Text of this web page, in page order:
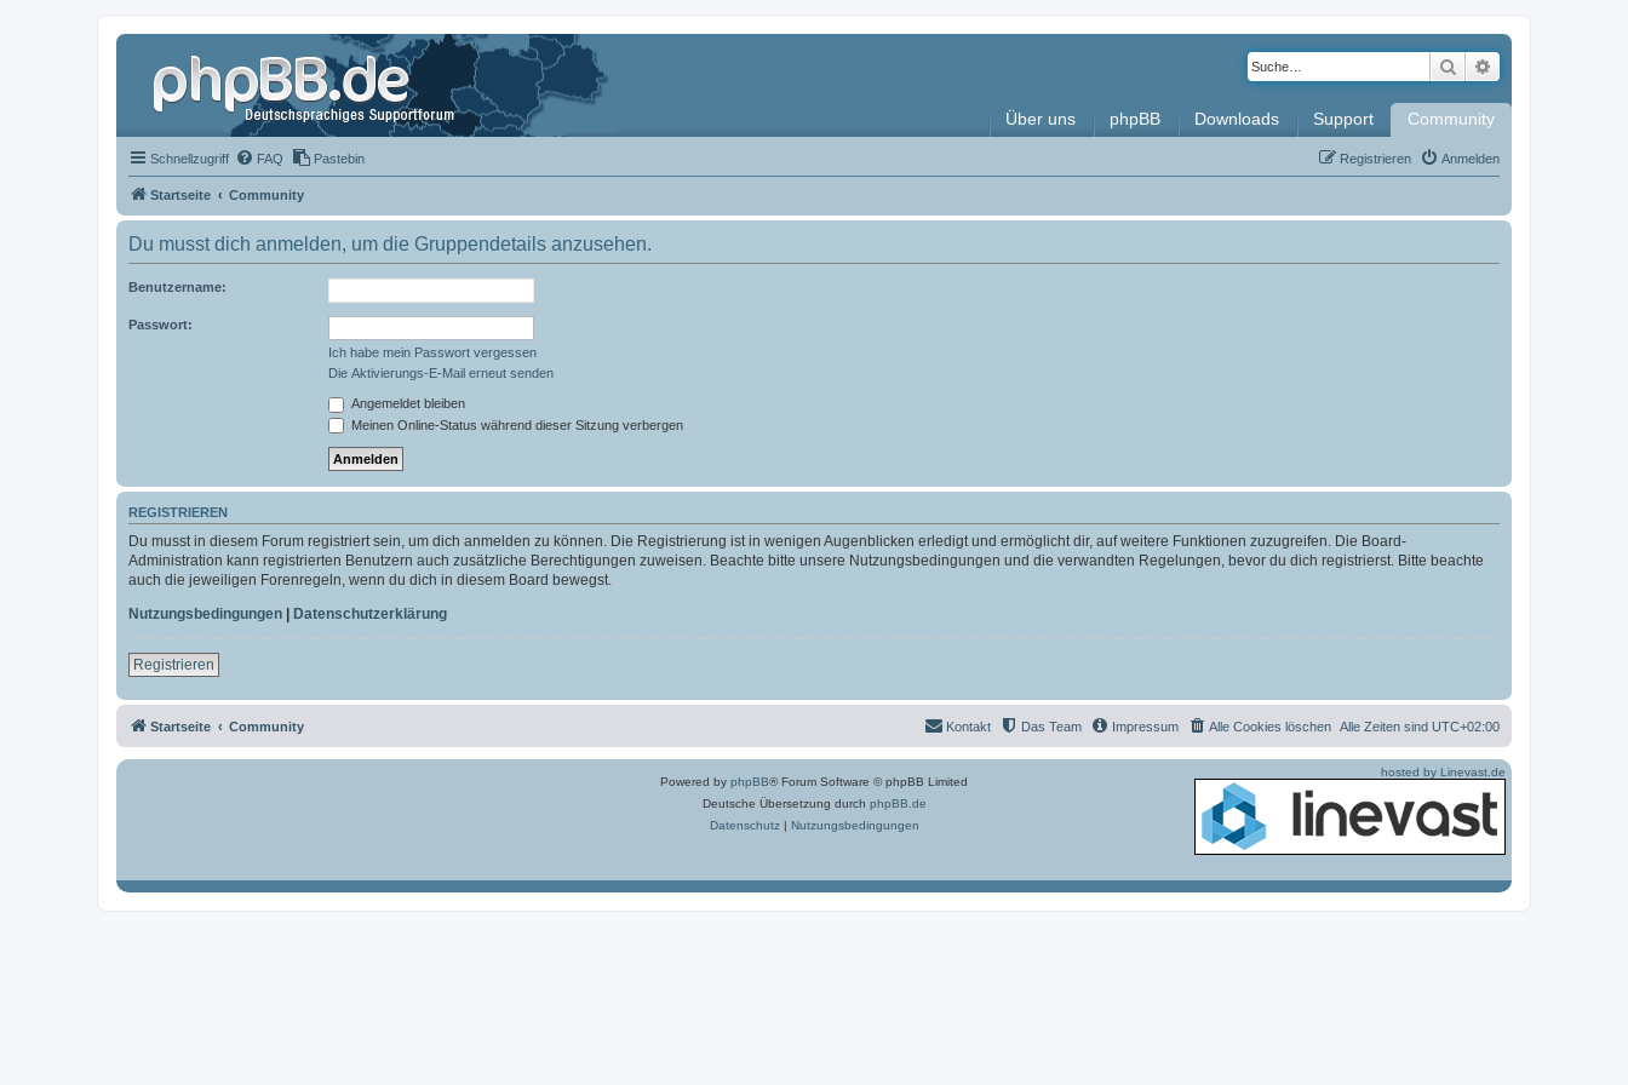
Suche
Über uns phpBB Downloads Support Community
Schnellzugriff FAQ Pastebin Anmelden
Registrieren
Startseite Community
Du musst dich anmelden, um die Gruppendetails anzusehen.
Benutzername:
Passwort:
Ich habe mein Passwort vergessen
Die Aktivierungs-E-Mail erneut senden
Angemeldet bleiben
Meinen Online-Status während dieser Sitzung verbergen
REGISTRIEREN
Du musst in diesem Forum registriert sein, um dich anmelden zu können. Die Registrierung ist in wenigen Augenblicken erledigt und ermöglicht dir, auf weitere Funktionen zuzugreifen. Die Board-
Administration kann registrierten Benutzern auch zusätzliche Berechtigungen zuweisen. Beachte bitte unsere Nutzungsbedingungen und die verwandten Regelungen, bevor du dich registrierst. Bitte beachte
auch die jeweiligen Forenregeln, wenn du dich in diesem Board bewegst.
Nutzungsbedingungen | Datenschutzerklärung
Registrieren
Startseite Community Alle Zeiten sind UTC+02:00
Alle Cookies löschen
Impressum
Das Team
Kontakt
Powered by phpBB® Forum Software © phpBB Limited
Deutsche Übersetzung durch phpBB.de
Datenschutz| Nutzungsbedingungen
hosted by Linevast.de